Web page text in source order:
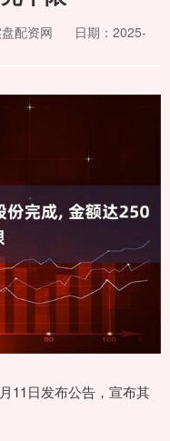
配资网
日期：2025-
11日发布公告，宣布其